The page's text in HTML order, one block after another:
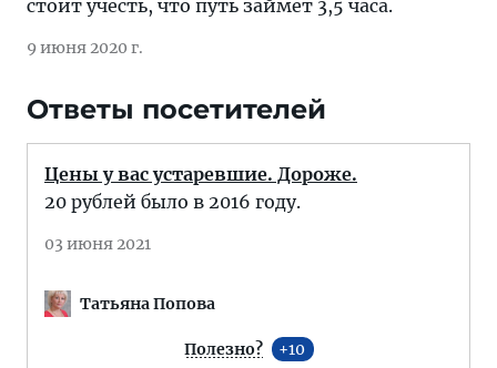
стоит учесть, что путь займет 3,5 часа.
9 июня 2020 г.
Ответы посетителей
Цены у вас устаревшие. Дороже.
20 рублей было в 2016 году.
03 июня 2021
Татьяна Попова
Полезно? 10